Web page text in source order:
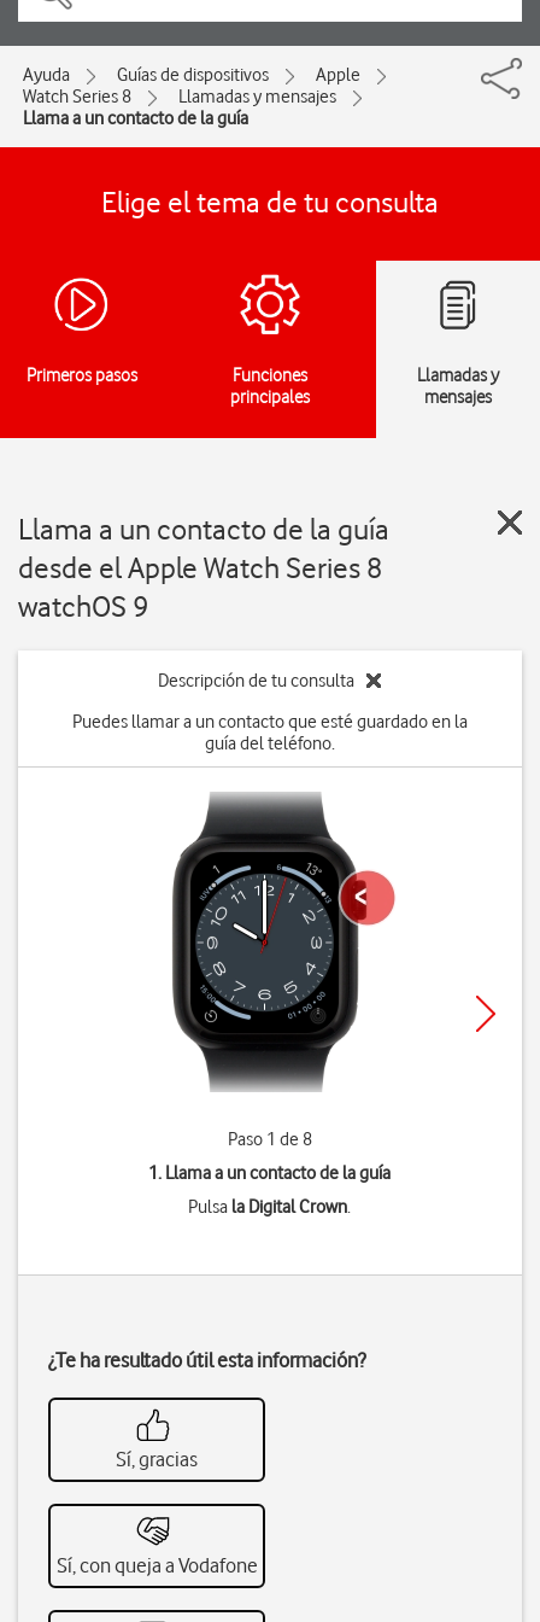
Ayuda Guías de dispositivos
Apple
Watch Series 8
Llamadas y mensajes
Llama a un contacto de la guía
Elige el tema de tu consulta
Primeros pasos
Funciones
principales
Llamadas y
mensajes
Llama a un contacto de la guía
desde el Apple Watch Series 8
watchOS 9
Descripción de tu consulta
Puedes llamar a un contacto que esté guardado en la
guía del teléfono.
Paso 1 de 8
1. Llama a un contacto de la guía
Pulsa la Digital Crown.
¿Te ha resultado útil esta información?
Sí, gracias
Sí, con queja a Vodafone